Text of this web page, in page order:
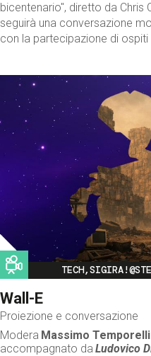
bicentenario", diretto da Chris
seguirà una conversazione
con la partecipazione di
Image
Wall-E
Proiezione e conversazione
Modera Massimo Temporelli
accompagnato da Ludovico